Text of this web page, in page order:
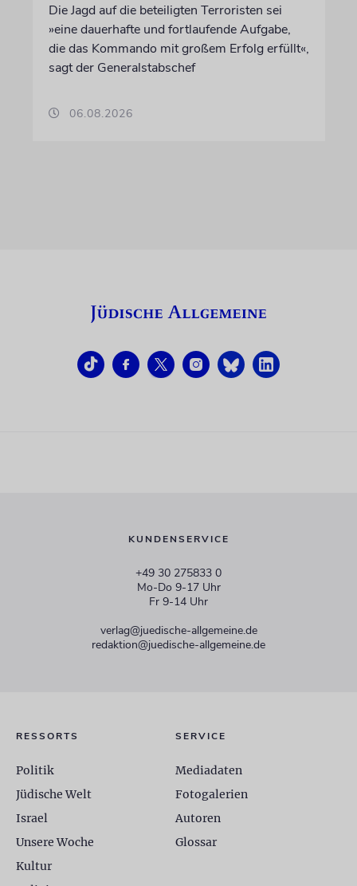
Die Jagd auf die beteiligten Terroristen sei
»eine dauerhafte und fortlaufende Aufgabe,
die das Kommando mit großem Erfolg erfüllt«,
sagt der Generalstabschef
06.08.2026
KUNDENSERVICE
+49 30 275833 0
Mo-Do 9-17 Uhr
Fr 9-14 Uhr
verlag@juedische-allgemeine.de
redaktion@juedische-allgemeine.de
RESSORTS
Politik
Jüdische Welt
Israel
Unsere Woche
Kultur
SERVICE
Mediadaten
Fotogalerien
Autoren
Glossar